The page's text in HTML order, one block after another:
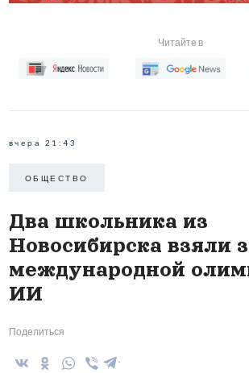
Читайте в
вчера 21:43
ОБЩЕСТВО
Два школьника из
Новосибирска взяли
международной
ИИ
Поделиться